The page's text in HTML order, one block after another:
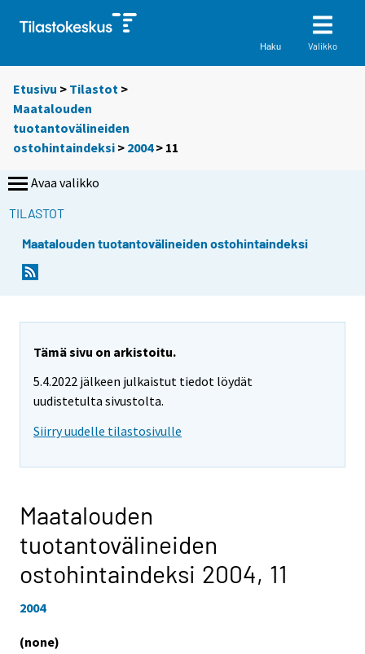
Haku Valikko
Etusivu > Tilastot >
Maatalouden
tuotantovälineiden
ostohintaindeksi > 2004> 11
Avaa valikko
TILASTOT
Maatalouden tuotantovälineiden ostohintaindeksi
Tämä sivu on arkistoitu.
5.4.2022 jälkeen julkaistut tiedot löydät
uudistetulta sivustolta.
Siirry uudelle tilastosivulle
Maatalouden
tuotantovälineiden
ostohintaindeksi 2004, 11
2004
(none)